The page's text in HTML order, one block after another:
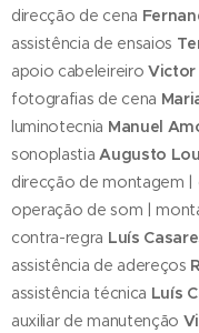
direcção de cena
assistência de ensaios
apoio cabeleireiro Victor
fotografias de cena
luminotecnia Manuel
sonoplastiaAugusto
direcção de montagem |
operação de som |
contra-regra Luís
assistência de adereços
assistência técnica Luís
auxiliar de manutenção